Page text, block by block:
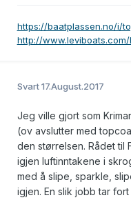
https://baatplassen.no/i/
http://www.leviboats.com/
Svart17.August.2017
Jeg ville gjort som
(ov avslutter med
den størrelsen. Rådet
igjen luftinntakene i
med å slipe, sparkle,
igjen. En slik jobb tar fort